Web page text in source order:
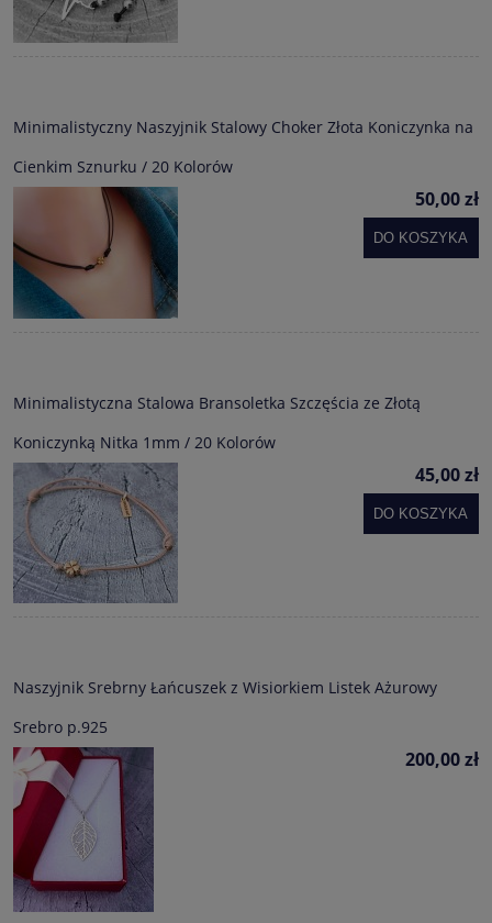
Minimalistyczny Naszyjnik Stalowy Choker Złota Koniczynka na
Cienkim Sznurku / 20 Kolorów
50,00 zł
DO KOSZYKA
Minimalistyczna Stalowa Bransoletka Szczęścia ze Złotą
Koniczynką Nitka 1mm / 20 Kolorów
45,00 zł
DO KOSZYKA
Naszyjnik Srebrny Łańcuszek z Wisiorkiem Listek Ażurowy
Srebro p.925
200,00 zł